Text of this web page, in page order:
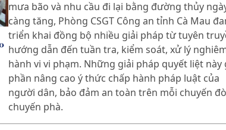
mưa bão và nhu cầu đi lại bằng đường thủy
càng tăng, Phòng CSGT Công an tỉnh Cà Mau
triển khai đồng bộ nhiều giải pháp từ tuyên
hướng dẫn đến tuần tra, kiểm soát, xử lý
hành vi vi phạm. Những giải pháp quyết liệt này
phần nâng cao ý thức chấp hành pháp luật của
người dân, bảo đảm an toàn trên mỗi chuyến
chuyến phà.